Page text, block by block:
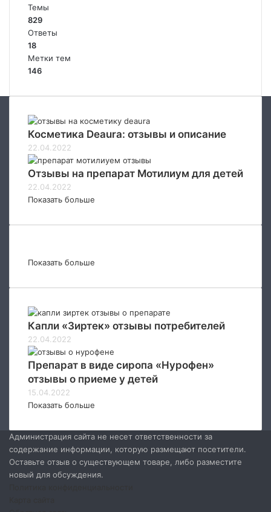
Темы
829
Ответы
18
Метки тем
146
Косметика Deaura: отзывы и описание
22.04.2022
Отзывы на препарат Мотилиум для детей
22.04.2022
Показать больше
Показать больше
Капли «Зиртек» отзывы потребителей
22.04.2022
Препарат в виде сиропа «Нурофен»
отзывы о приеме у детей
15.04.2022
Показать больше
Администрация сайта не несет ответственности за
содержание информации, которую размещают посетители.
Оставьте отзыв о существующем товаре, либо разместите
новый для обсуждения.